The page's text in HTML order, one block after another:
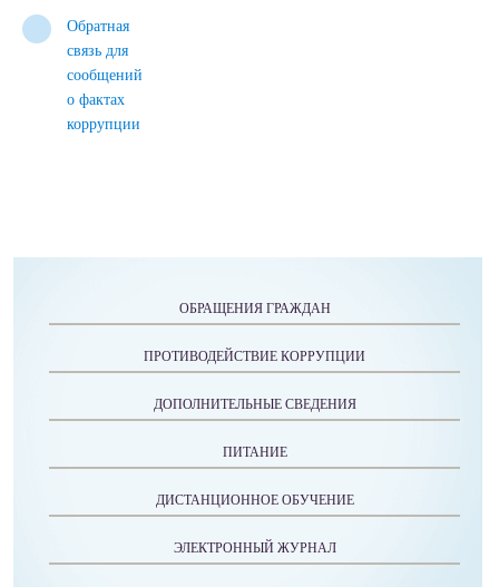
Обратная
связь для
сообщений
о фактах
коррупции
ОБРАЩЕНИЯ ГРАЖДАН
ПРОТИВОДЕЙСТВИЕ КОРРУПЦИИ
ДОПОЛНИТЕЛЬНЫЕ СВЕДЕНИЯ
ПИТАНИЕ
ДИСТАНЦИОННОЕ ОБУЧЕНИЕ
ЭЛЕКТРОННЫЙ ЖУРНАЛ